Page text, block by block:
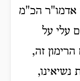
הכ"מ
עלי על
זה,